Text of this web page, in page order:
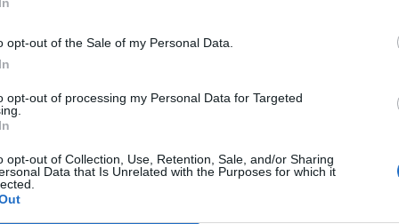
opt-out of the Sale of my Personal Data.
opt-out of processing my Personal Data for Targeted
opt-out of Collection, Use, Retention, Sale, and/or Sharing
Data that Is Unrelated with the Purposes for which it
Psicodelia y Space Rock 🎸✨
al firmamento y siente la gravedad cero. 💾 ¡Guarda
esta colección para tu próxima noche estrellada!